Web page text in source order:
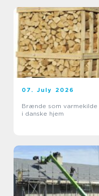
07. July 2026
Brænde som varmekilde
i danske hjem